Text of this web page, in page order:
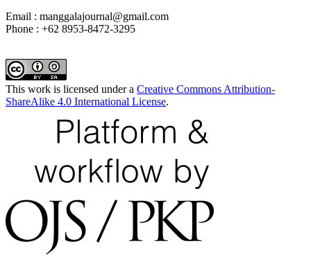
Email : manggalajournal@gmail.com
Phone : +62 8953-8472-3295
This work is licensed under a Creative Commons Attribution-
ShareAlike 4.0 International License.